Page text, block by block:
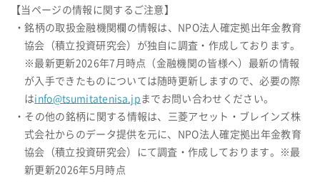
【当ページの情報に関するご注意】
・銘柄の取扱金融機関欄の情報は、NPO法人確定拠出年金教育
協会（積立投資研究会）が独自に調査・作成しております。
※最新更新2026年7月時点（金融機関の皆様へ）最新の情報
が入手できたものについては随時更新しますので、必要の際
はinfo@tsumitatenisa.jp までお問い合わせください。
・その他の銘柄に関する情報は、三菱アセット・ブレインズ株
式会社からのデータ提供を元に、NPO法人確定拠出年金教育
協会（積立投資研究会）にて調査・作成しております。※最
新更新2026年5月時点